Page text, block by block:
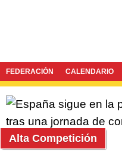
FEDERACIÓN CALENDARIO
Alta Competición